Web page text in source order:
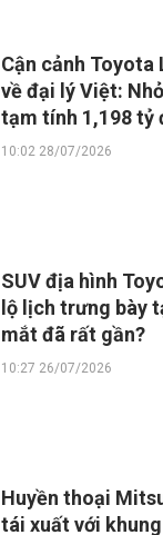
Cận cảnh Toyota
về đại lý Việt:
tạm tính 1,198 tỷ
10:02 28/07/2026
SUV địa hình
lộ lịch trưng bày
mắt đã rất gần?
10:27 26/07/2026
Huyền thoại
tái xuất với